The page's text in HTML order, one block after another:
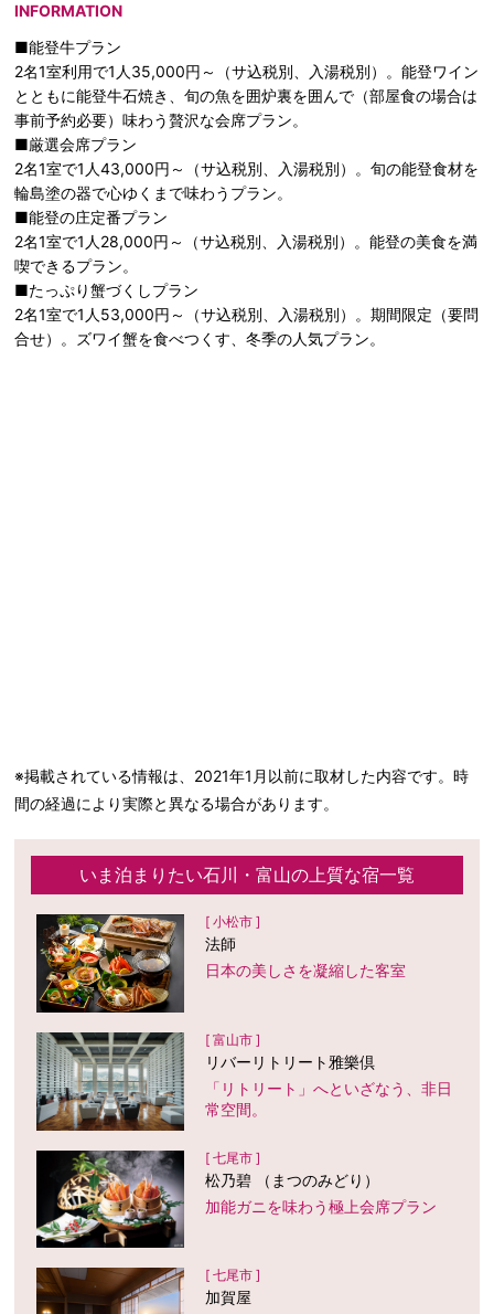
INFORMATION
■能登牛プラン
2名1室利用で1人35,000円～（サ込税別、入湯税別）。能登ワイン
とともに能登牛石焼き、旬の魚を囲炉裏を囲んで（部屋食の場合は
事前予約必要）味わう贅沢な会席プラン。
■厳選会席プラン
2名1室で1人43,000円～（サ込税別、入湯税別）。旬の能登食材を
輪島塗の器で心ゆくまで味わうプラン。
■能登の庄定番プラン
2名1室で1人28,000円～（サ込税別、入湯税別）。能登の美食を満
喫できるプラン。
■たっぷり蟹づくしプラン
2名1室で1人53,000円～（サ込税別、入湯税別）。期間限定（要問
合せ）。ズワイ蟹を食べつくす、冬季の人気プラン。
※掲載されている情報は、2021年1月以前に取材した内容です。時
間の経過により実際と異なる場合があります。
いま泊まりたい石川・富山の上質な宿一覧
[ 小松市 ]
法師
日本の美しさを凝縮した客室
[ 富山市 ]
リバーリトリート雅樂倶
「リトリート」へといざなう、非日
常空間。
[ 七尾市 ]
松乃碧 （まつのみどり）
加能ガニを味わう極上会席プラン
[ 七尾市 ]
加賀屋